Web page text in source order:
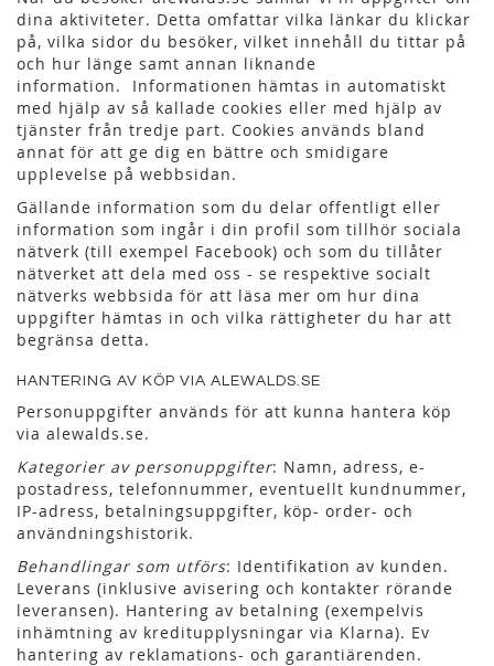
dina aktiviteter. Detta omfattar vilka länkar du klickar
på, vilka sidor du besöker, vilket innehåll du tittar på
och hur länge samt annan liknande
information. Informationen hämtas in automatiskt
med hjälp av så kallade cookies eller med hjälp av
tjänster från tredje part. Cookies används bland
annat för att ge dig en bättre och smidigare
upplevelse på webbsidan.
Gällande information som du delar offentligt eller
information som ingår i din profil som tillhör sociala
nätverk (till exempel Facebook) och som du tillåter
nätverket att dela med oss - se respektive socialt
nätverks webbsida för att läsa mer om hur dina
uppgifter hämtas in och vilka rättigheter du har att
begränsa detta.
HANTERING AV KÖP VIA ALEWALDS.SE
Personuppgifter används för att kunna hantera köp
via alewalds.se.
Kategorier av personuppgifter: Namn, adress, e-
postadress, telefonnummer, eventuellt kundnummer,
IP-adress, betalningsuppgifter, köp- order- och
användningshistorik.
Behandlingar som utförs: Identifikation av kunden.
Leverans (inklusive avisering och kontakter rörande
leveransen). Hantering av betalning (exempelvis
inhämtning av kreditupplysningar via Klarna). Ev
hantering av reklamations- och garantiärenden.